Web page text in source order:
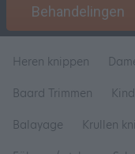
Behandelingen
Heren knippen
Baard Trimmen
Balayage
Krullen